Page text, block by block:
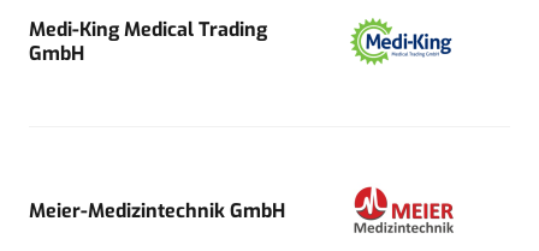
Medi-King Medical Trading
GmbH
Meier-Medizintechnik GmbH